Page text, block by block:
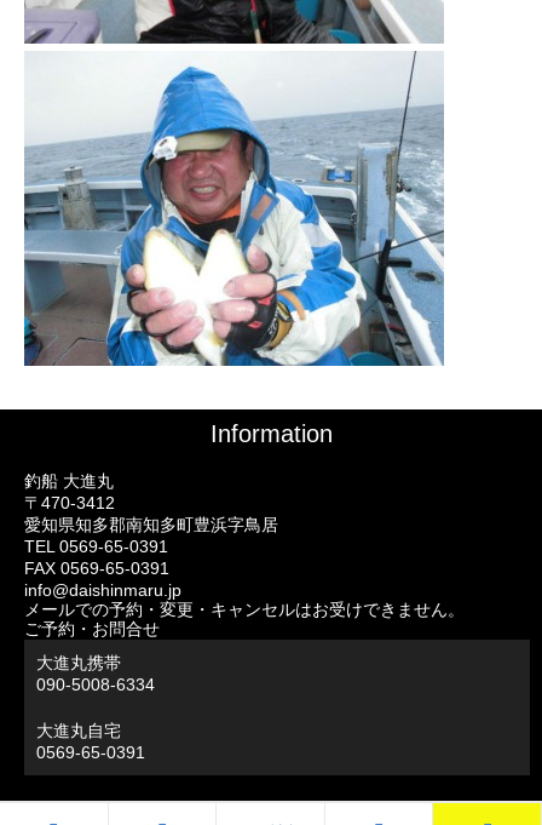
Information
釣船 大進丸
〒470-3412
愛知県知多郡南知多町豊浜字鳥居
TEL 0569-65-0391
FAX 0569-65-0391
info@daishinmaru.jp
メールでの予約・変更・キャンセルはお受けできません。
ご予約・お問合せ
大進丸携帯
090-5008-6334
大進丸自宅
0569-65-0391